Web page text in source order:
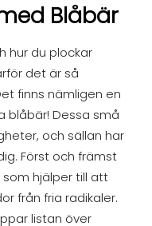
Blåbär
hur du plockar
det är så
finns nämligen en
blåbär! Dessa små
och sällan har
Först och främst
hjälper till att
från fria radikaler.
listan över